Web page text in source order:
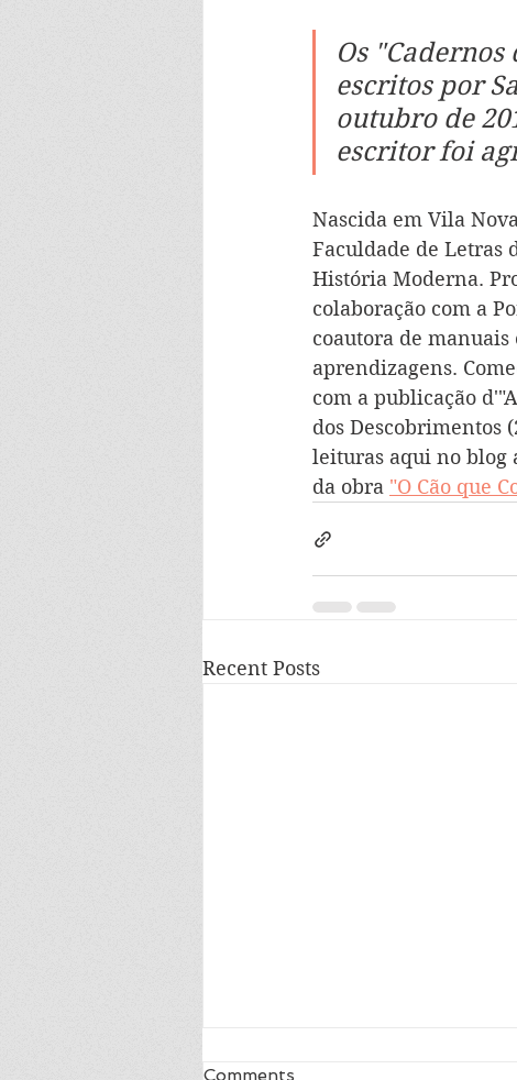
Os
escritos por
outubro de
escritor foi
Nascida em Vila
Faculdade de Letras
História Moderna.
colaboração com a
coautora de manuais
aprendizagens.
com a publicação
dos Descobrimentos
leituras aqui no blog
da obra "O Cão que
Recent Posts
Comments